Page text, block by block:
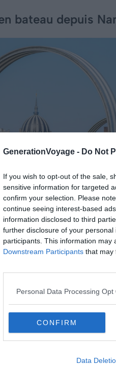
GenerationVoyage - Do Not
If you wish to opt-out of the sale,
sensitive information for targeted
confirm your selection. Please
continue seeing interest-based
information disclosed to third
further disclosure of your personal
participants. This information may
Downstream Participants that may
Personal Data Processing Opt
CONFIRM
Data
bateau depuis
à consacrer à la location de
Nazaire ou optez pour une
avec ou sans permis